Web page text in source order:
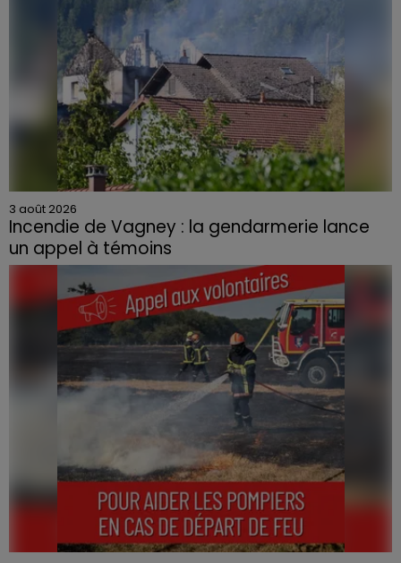
3 août 2026
Incendie de Vagney : la gendarmerie lance
un appel à témoins
Le feu, parti d'une haie avant de se propager au
quartier résidentiel, avait détruit deux habitations et
contraint à l'évacuation d'une centaine de personnes.